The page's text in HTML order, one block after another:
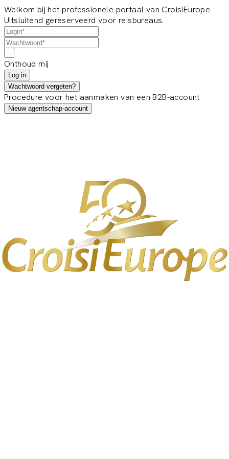
Welkom bij het professionele portaal van CroisiEurope
Uitsluitend gereserveerd voor reisbureaus.
Onthoud mij
Log in
Wachtwoord vergeten?
Procedure voor het aanmaken van een B2B-account
Nieuw agentschap-account